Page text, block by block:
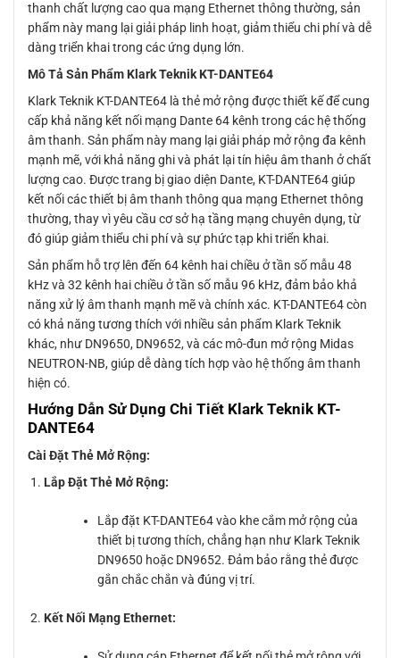
thanh chất lượng cao qua mạng Ethernet thông thường, sản
phẩm này mang lại giải pháp linh hoạt, giảm thiểu chi phí và dễ
dàng triển khai trong các ứng dụng lớn.
Mô Tả Sản Phẩm Klark Teknik KT-DANTE64
Klark Teknik KT-DANTE64 là thẻ mở rộng được thiết kế để cung
cấp khả năng kết nối mạng Dante 64 kênh trong các hệ thống
âm thanh. Sản phẩm này mang lại giải pháp mở rộng đa kênh
mạnh mẽ, với khả năng ghi và phát lại tín hiệu âm thanh ở chất
lượng cao. Được trang bị giao diện Dante, KT-DANTE64 giúp
kết nối các thiết bị âm thanh thông qua mạng Ethernet thông
thường, thay vì yêu cầu cơ sở hạ tầng mạng chuyên dụng, từ
đó giúp giảm thiểu chi phí và sự phức tạp khi triển khai.
Sản phẩm hỗ trợ lên đến 64 kênh hai chiều ở tần số mẫu 48
kHz và 32 kênh hai chiều ở tần số mẫu 96 kHz, đảm bảo khả
năng xử lý âm thanh mạnh mẽ và chính xác. KT-DANTE64 còn
có khả năng tương thích với nhiều sản phẩm Klark Teknik
khác, như DN9650, DN9652, và các mô-đun mở rộng Midas
NEUTRON-NB, giúp dễ dàng tích hợp vào hệ thống âm thanh
hiện có.
Hướng Dẫn Sử Dụng Chi Tiết Klark Teknik KT-
DANTE64
Cài Đặt Thẻ Mở Rộng:
Lắp Đặt Thẻ Mở Rộng:
Lắp đặt KT-DANTE64 vào khe cắm mở rộng của
thiết bị tương thích, chẳng hạn như Klark Teknik
DN9650 hoặc DN9652. Đảm bảo rằng thẻ được
gắn chắc chắn và đúng vị trí.
Kết Nối Mạng Ethernet: